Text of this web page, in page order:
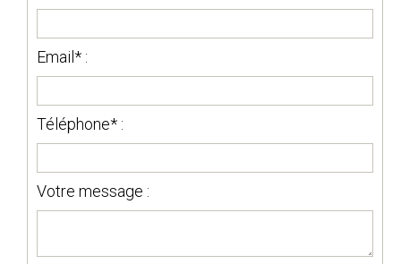
Email* :
Téléphone* :
Votre message :